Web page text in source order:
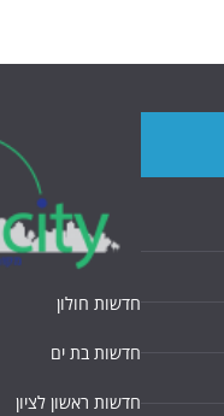
חדשות חולון
חדשות בת ים
חדשות ראשון לציון